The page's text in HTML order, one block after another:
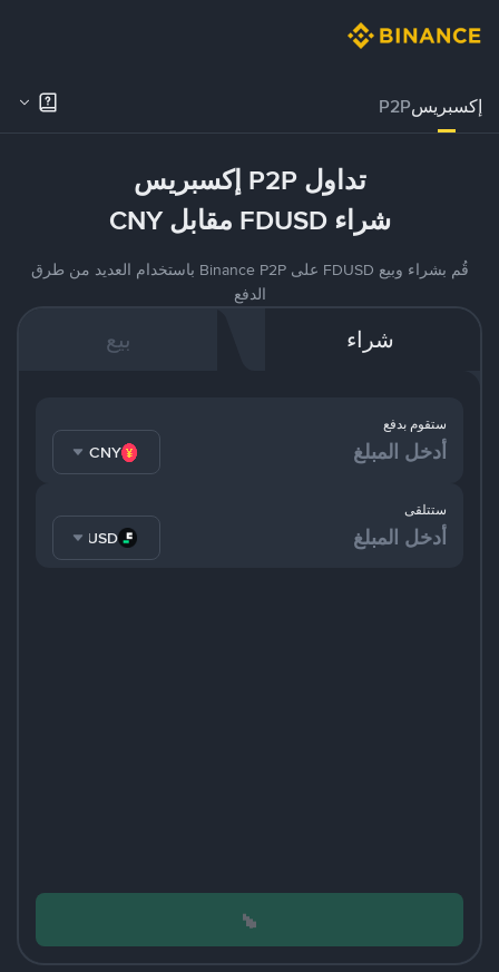
إكسبريسP2P
تداول P2P إكسبريس
شراء FDUSD مقابل CNY
قُم بشراء وبيع FDUSD على Binance P2P باستخدام العديد من طرق
الدفع
شراء بيع
ستقوم بدفع
CNY
ستتلقى
FDUSD